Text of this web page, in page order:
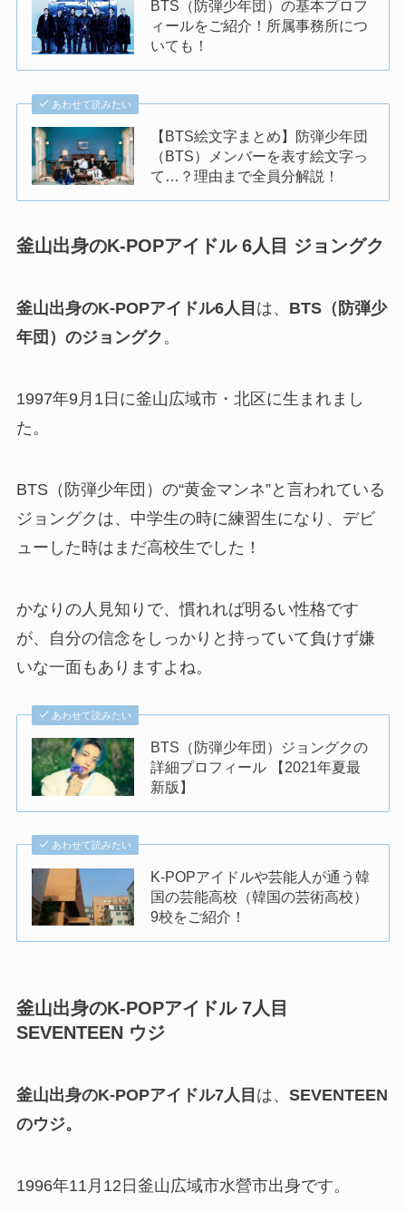
BTS（防弾少年団）の基本プロフ
ィールをご紹介！所属事務所につ
いても！
あわせて読みたい
【BTS絵文字まとめ】防弾少年団
（BTS）メンバーを表す絵文字っ
て…？理由まで全員分解説！
釜山出身のK-POPアイドル 6人目 ジョングク
釜山出身のK-POPアイドル6人目 は、 BTS（防弾少
年団）のジョングク。
1997年9月1日に釜山広域市・北区に生まれまし
た。
BTS（防弾少年団）の“黄金マンネ”と言われている
ジョングクは、中学生の時に練習生になり、デビ
ューした時はまだ高校生でした！
かなりの人見知りで、慣れれば明るい性格です
が、自分の信念をしっかりと持っていて負けず嫌
いな一面もありますよね。
あわせて読みたい
BTS（防弾少年団）ジョングクの
詳細プロフィール 【2021年夏最
新版】
あわせて読みたい
K-POPアイドルや芸能人が通う韓
国の芸能高校（韓国の芸術高校）
9校をご紹介！
釜山出身のK-POPアイドル 7人目
SEVENTEEN ウジ
釜山出身のK-POPアイドル7人目 は、 SEVENTEEN
のウジ。
1996年11月12日釜山広域市水營市出身です。